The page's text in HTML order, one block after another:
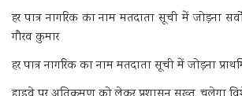
हर पात्र नागरिक का नाम मतदाता सूची में जोड़ना
गौरव कुमार
हर पात्र नागरिक का नाम मतदाता सूची में जोड़ना